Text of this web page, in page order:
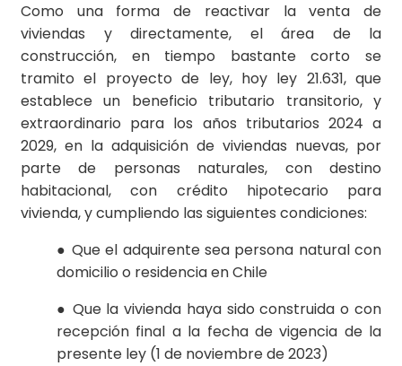
Como una forma de reactivar la venta de
viviendas y directamente, el área de la
construcción, en tiempo bastante corto se
tramito el proyecto de ley, hoy ley 21.631, que
establece un beneficio tributario transitorio, y
extraordinario para los años tributarios 2024 a
2029, en la adquisición de viviendas nuevas, por
parte de personas naturales, con destino
habitacional, con crédito hipotecario para
vivienda, y cumpliendo las siguientes condiciones:
● Que el adquirente sea persona natural con
domicilio o residencia en Chile
● Que la vivienda haya sido construida o con
recepción final a la fecha de vigencia de la
presente ley (1 de noviembre de 2023)